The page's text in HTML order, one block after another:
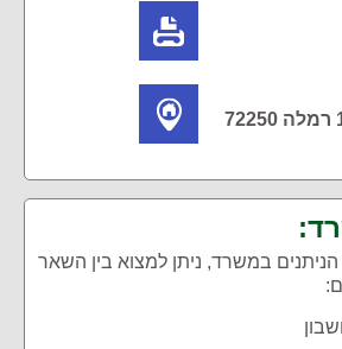
במשרד, ניתן למצוא בין השאר